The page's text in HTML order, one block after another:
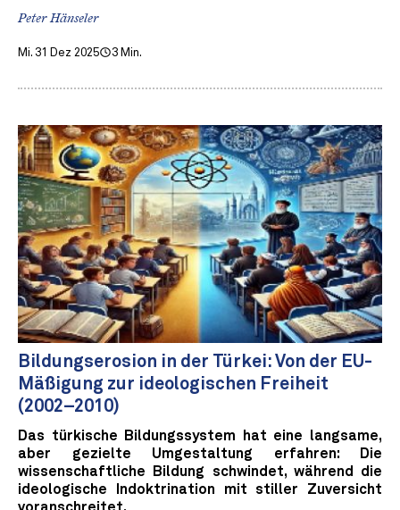
Peter Hänseler
Mi. 31 Dez 2025 3 Min.
Bildungserosion in der Türkei: Von der EU-
Mäßigung zur ideologischen Freiheit
(2002–2010)
Das türkische Bildungssystem hat eine langsame,
aber gezielte Umgestaltung erfahren: Die
wissenschaftliche Bildung schwindet, während die
ideologische Indoktrination mit stiller Zuversicht